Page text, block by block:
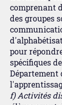
comprenant
des groupes
pour
spécifiques
Département
f) Activités